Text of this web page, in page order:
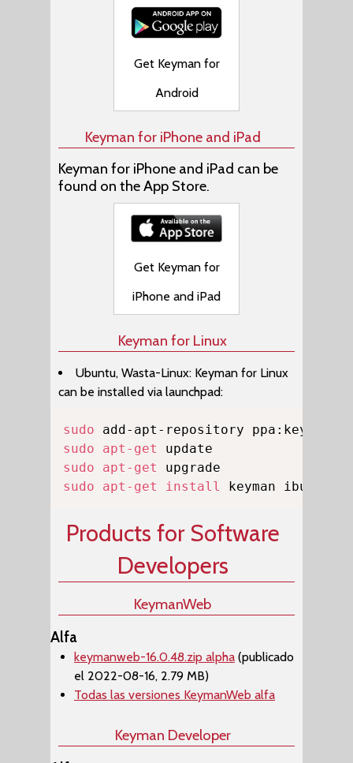
Get Keyman for
Android
Keyman for iPhone and iPad
Keyman for iPhone and iPad can be
found on the App Store.
Get Keyman for
iPhone and iPad
Keyman for Linux
Ubuntu, Wasta-Linux: Keyman for Linux
can be installed via launchpad:
sudo
sudo
apt-get
sudo
apt-get
sudo
apt-get install keyman ibus-
Products for Software
Developers
KeymanWeb
Alfa
keymanweb-16.0.48.zip alpha (publicado
el 2022-08-16, 2.79 MB)
Todas las versiones KeymanWeb alfa
Keyman Developer